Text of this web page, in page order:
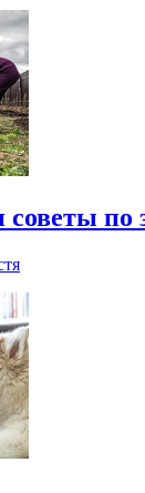
по